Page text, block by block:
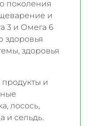
поколения
и
3 и Омега 6
здоровья
здоровья
продукты и
лосось,
и сельдь.